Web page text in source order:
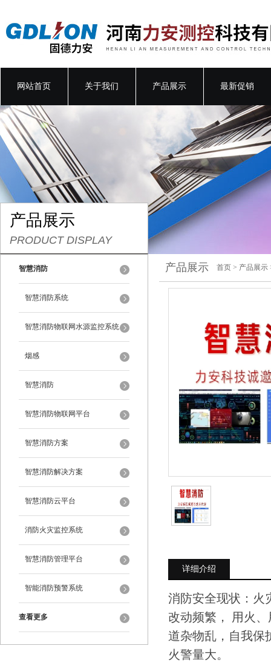
网站首页 关于我们 产品展示 最新促销
产品展示
PRODUCT DISPLAY
智慧消防
智慧消防系统
智慧消防物联网水源监控系统
烟感
智慧消防
智慧消防物联网平台
智慧消防方案
智慧消防解决方案
智慧消防云平台
消防火灾监控系统
智慧消防管理平台
智能消防预警系统
查看更多
产品展示 首页 > 产品展示
详细介绍
消防安全现状：火
改动频繁， 用火
道杂物乱，自我保
火警量大。